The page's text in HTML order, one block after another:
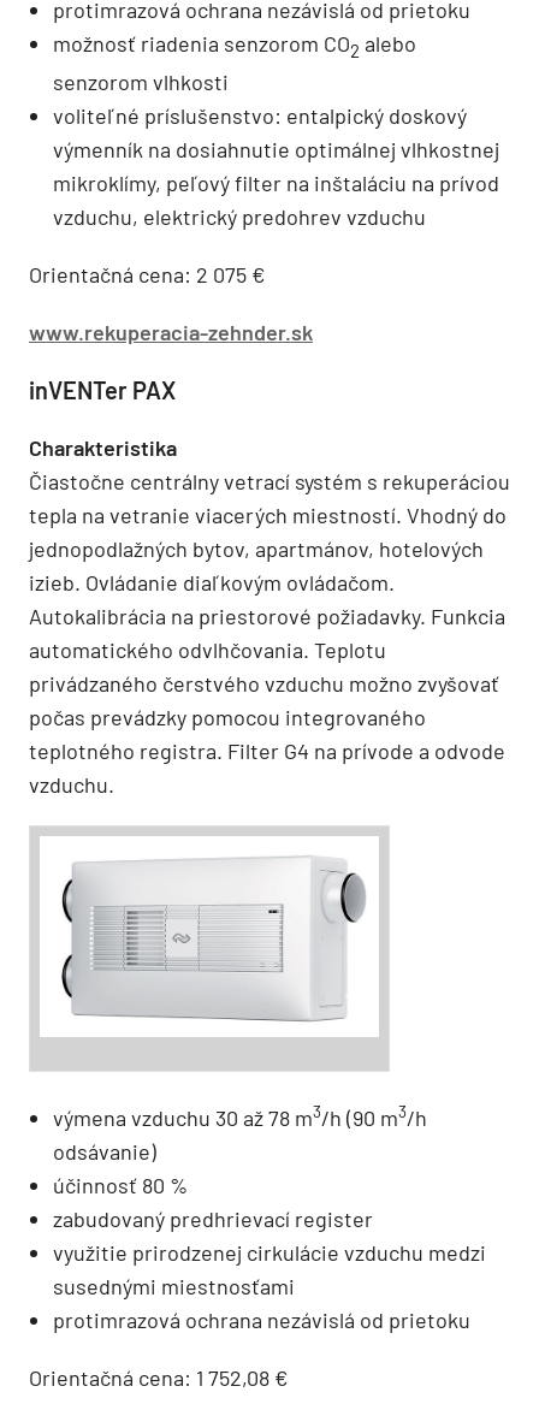
protimrazová ochrana nezávislá od prietoku
možnosť riadenia senzorom CO2 alebo
senzorom vlhkosti
voliteľné príslušenstvo: entalpický doskový
výmenník na dosiahnutie optimálnej vlhkostnej
mikroklímy, peľový filter na inštaláciu na prívod
vzduchu, elektrický predohrev vzduchu
Orientačná cena: 2 075 €
www.rekuperacia-zehnder.sk
inVENTer PAX
Charakteristika
Čiastočne centrálny vetrací systém s rekuperáciou
tepla na vetranie viacerých miestností. Vhodný do
jednopodlažných bytov, apartmánov, hotelových
izieb. Ovládanie diaľkovým ovládačom.
Autokalibrácia na priestorové požiadavky. Funkcia
automatického odvlhčovania. Teplotu
privádzaného čerstvého vzduchu možno zvyšovať
počas prevádzky pomocou integrovaného
teplotného registra. Filter G4 na prívode a odvode
vzduchu.
výmena vzduchu 30 až 78 m3/h (90 m3/h
odsávanie)
účinnosť 80 %
zabudovaný predhrievací register
využitie prirodzenej cirkulácie vzduchu medzi
susednými miestnosťami
protimrazová ochrana nezávislá od prietoku
Orientačná cena: 1 752,08 €